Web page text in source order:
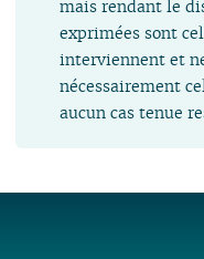
mais rendant le
exprimées sont
interviennent et
nécessairement
aucun cas tenue